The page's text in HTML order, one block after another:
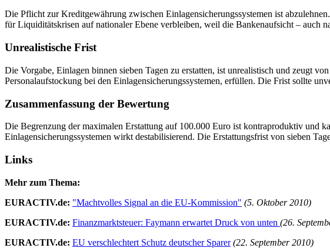
Die Pflicht zur Kreditgewährung zwischen Einlagensicherungssystemen ist
für Liquiditätskrisen auf nationaler Ebene verbleiben, weil die Bankenaufsicht – auch
Unrealistische Frist
Die Vorgabe, Einlagen binnen sieben Tagen zu erstatten, ist unrealistisch und zeugt
Personalaufstockung bei den Einlagensicherungssystemen, erfüllen. Die Frist sollte
Zusammenfassung der Bewertung
Die Begrenzung der maximalen Erstattung auf 100.000 Euro ist kontraproduktiv und
Einlagensicherungssystemen wirkt destabilisierend. Die Erstattungsfrist von sieben
Links
Mehr zum Thema:
EURACTIV.de: "Machtvolles Signal an die EU-Kommission" (5. Oktober 2010)
EURACTIV.de: Finanzmarktsteuer: Faymann erwartet Druck von unten (26.
EURACTIV.de: EU verschlechtert Schutz deutscher Sparer (22. September 2010)